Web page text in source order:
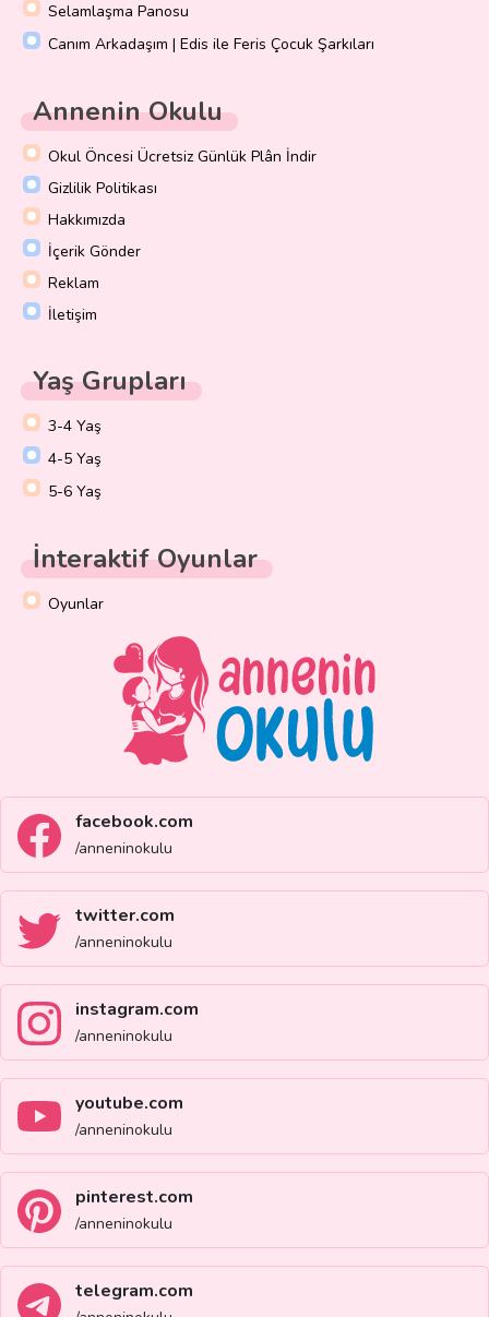
Selamlaşma Panosu
Canım Arkadaşım | Edis ile Feris Çocuk Şarkıları
Annenin Okulu
Okul Öncesi Ücretsiz Günlük Plân İndir
Gizlilik Politikası
Hakkımızda
İçerik Gönder
Reklam
İletişim
Yaş Grupları
3-4 Yaş
4-5 Yaş
5-6 Yaş
İnteraktif Oyunlar
Oyunlar
facebook.com
/anneninokulu
twitter.com
/anneninokulu
instagram.com
/anneninokulu
youtube.com
/anneninokulu
pinterest.com
/anneninokulu
telegram.com